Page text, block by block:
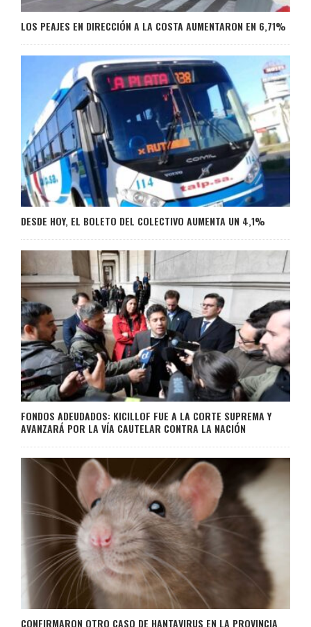
LOS PEAJES EN DIRECCIÓN A LA COSTA AUMENTARON EN 6,71%
DESDE HOY, EL BOLETO DEL COLECTIVO AUMENTA UN 4,1%
FONDOS ADEUDADOS: KICILLOF FUE A LA CORTE SUPREMA Y
AVANZARÁ POR LA VÍA CAUTELAR CONTRA LA NACIÓN
CONFIRMARON OTRO CASO DE HANTAVIRUS EN LA PROVINCIA